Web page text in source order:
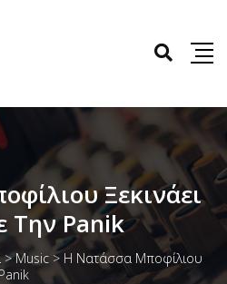
Ξεκινάει
Την Panik
>Music > H Νατάσσα Μποφίλιου